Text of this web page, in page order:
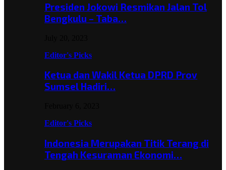
Presiden Jokowi Resmikan Jalan Tol
Bengkulu – Taba…
Editor's Picks
Ketua dan Wakil Ketua DPRD Prov
Sumsel Hadiri…
Editor's Picks
Indonesia Merupakan Titik Terang di
Tengah Kesuraman Ekonomi…